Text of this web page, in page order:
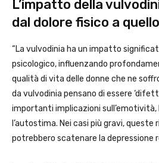
L’impatto della
dal dolore fisico a
“La vulvodinia ha un impatto
psicologico, influenzando
qualità di vita delle donne che ne
da vulvodinia pensano di essere
importanti implicazioni sull’emotività,
l’autostima. Nei casi più gravi, queste
potrebbero scatenare la depressione